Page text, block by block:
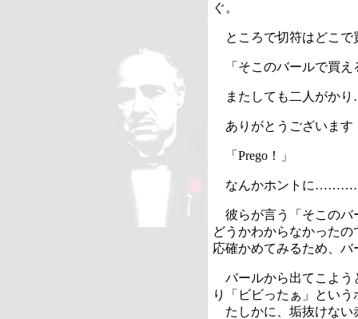
ぐ。
ところで切符はどこで
「そこのバールで買え
またしても二人がか
ありがとうございます
「 Prego ！」
なんかホントに
彼らが言う「そこのバ
どうかわからなかった
応確かめてみるため、
バールから出てこよう
り「ビビったぁ」とい
たしかに、垢抜けない